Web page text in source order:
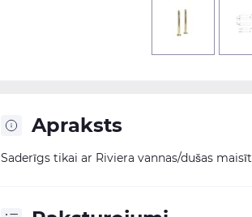
Apraksts
Saderīgs tikai ar Riviera vannas/dušas